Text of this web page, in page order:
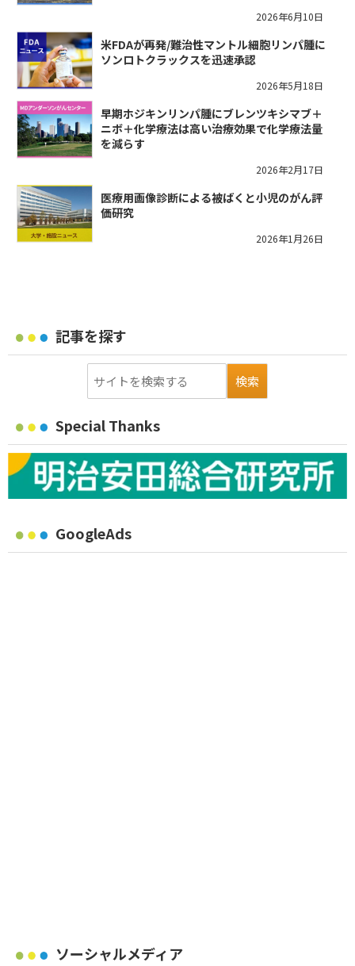
2026年6月10日
米FDAが再発/難治性マントル細胞リンパ腫に
ソンロトクラックスを迅速承認
2026年5月18日
早期ホジキンリンパ腫にブレンツキシマブ＋
ニボ＋化学療法は高い治療効果で化学療法量
を減らす
2026年2月17日
医療用画像診断による被ばくと小児のがん評
価研究
2026年1月26日
記事を探す
Special Thanks
GoogleAds
ソーシャルメディア